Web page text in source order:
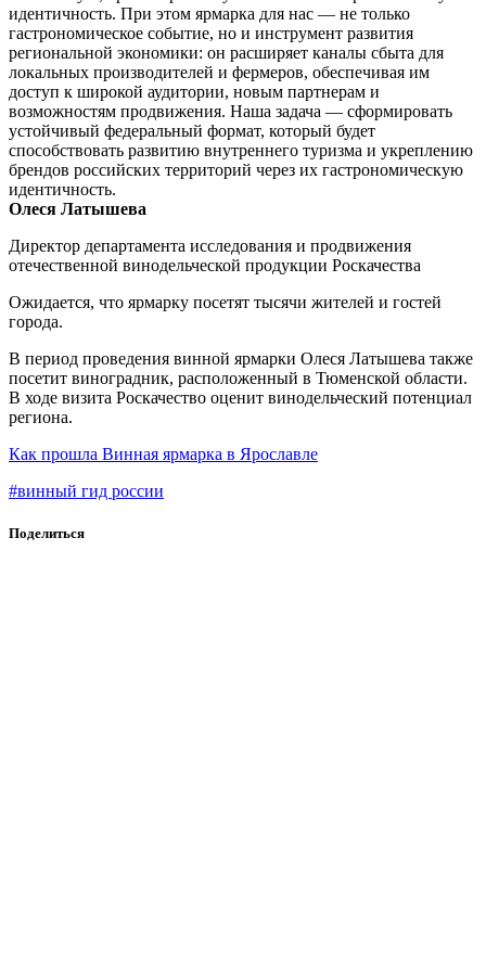
идентичность. При этом ярмарка для нас — не только
гастрономическое событие, но и инструмент развития
региональной экономики: он расширяет каналы сбыта для
локальных производителей и фермеров, обеспечивая им
доступ к широкой аудитории, новым партнерам и
возможностям продвижения. Наша задача — сформировать
устойчивый федеральный формат, который будет
способствовать развитию внутреннего туризма и укреплению
брендов российских территорий через их гастрономическую
идентичность.
Олеся Латышева
Директор департамента исследования и продвижения
отечественной винодельческой продукции Роскачества
Ожидается, что ярмарку посетят тысячи жителей и гостей
города.
В период проведения винной ярмарки Олеся Латышева также
посетит виноградник, расположенный в Тюменской области.
В ходе визита Роскачество оценит винодельческий потенциал
региона.
Как прошла Винная ярмарка в Ярославле
#винный гид россии
Поделиться